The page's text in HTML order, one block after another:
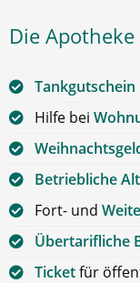
Die
Tankgutschein
Hilfe bei
Betriebliche
Fort- und
Übertarifliche
Ticketfür